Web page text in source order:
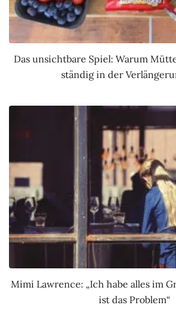
Das unsichtbare Spiel: Warum
ständig in der
Mimi Lawrence: „Ich habe alles im
ist das Problem“